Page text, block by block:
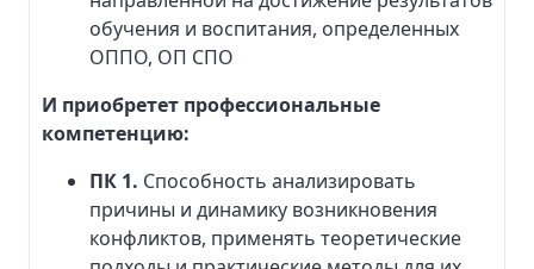
обучения и воспитания, определенных
ОППО, ОП СПО
И приобретет профессиональные
компетенцию:
ПК 1. Способность анализировать
причины и динамику возникновения
конфликтов, применять теоретические